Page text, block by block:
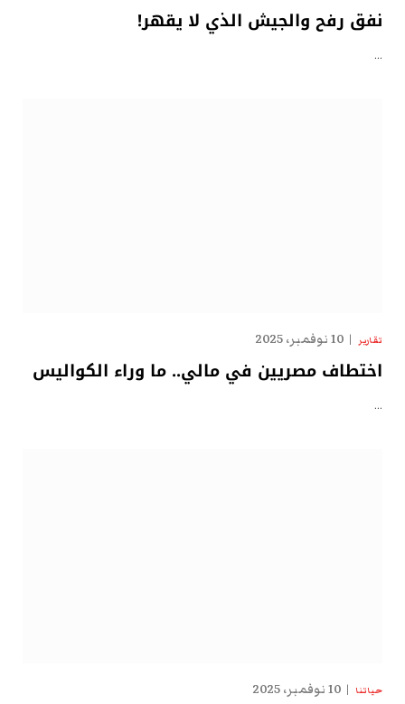
نفق رفح والجيش الذي لا يقهر!
…
تقارير 10 نوفمبر، 2025
اختطاف مصريين في مالي.. ما وراء الكواليس
…
حياتنا 10 نوفمبر، 2025